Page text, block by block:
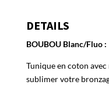
fluo
DETAILS
BOUBOU Blanc/Fluo :
Tunique en coton
sublimer votre